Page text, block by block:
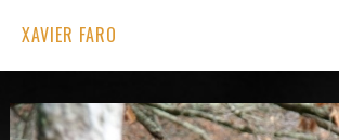
XAVIER FARO